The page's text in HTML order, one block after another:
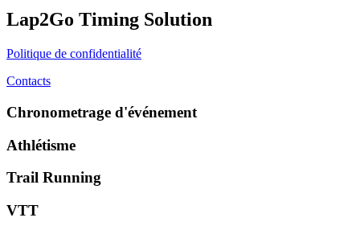
Lap2Go Timing Solution
Politique de confidentialité
Contacts
Chronometrage d'événement
Athlétisme
Trail Running
VTT